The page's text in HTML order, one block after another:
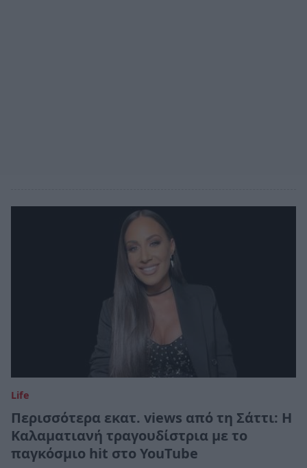
Life
Περισσότερα εκατ. views από τη Σάττι: Η
Καλαματιανή τραγουδίστρια με το
παγκόσμιο hit στο YouTube